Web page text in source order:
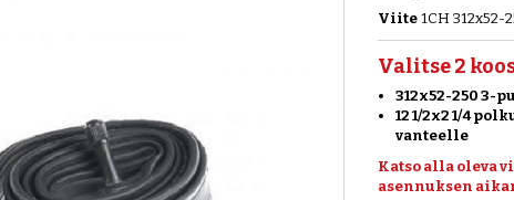
Viite 1CH 312x52-
Valitse 2
312x52-250 3-
12 1/2x2 1/4
vanteelle
Katso alla oleva
asennuksen